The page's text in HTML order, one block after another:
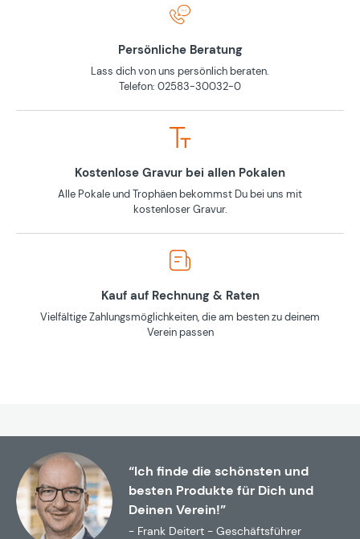
Persönliche Beratung
Lass dich von uns persönlich beraten.
Telefon: 02583-30032-0
Kostenlose Gravur bei allen Pokalen
Alle Pokale und Trophäen bekommst Du bei uns mit
kostenloser Gravur.
Kauf auf Rechnung & Raten
Vielfältige Zahlungsmöglichkeiten, die am besten zu deinem
Verein passen
“Ich finde die schönsten und
besten Produkte für Dich und
Deinen Verein!”
- Frank Deitert - Geschäftsführer